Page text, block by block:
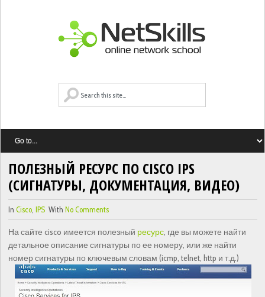
ПОЛЕЗНЫЙ РЕСУРС ПО CISCO IPS
(СИГНАТУРЫ, ДОКУМЕНТАЦИЯ, ВИДЕО)
InCisco,IPS WithNo Comments
На сайте cisco имеется полезный ресурс, где вы можете найти
детальное описание сигнатуры по ее номеру, или же найти
номер сигнатуры по ключевым словам (icmp, telnet, http и т.д.)